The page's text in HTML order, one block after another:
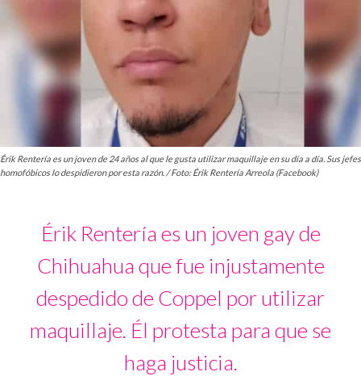
Érik Rentería es un joven de 24 años al que le gusta utilizar maquillaje en su día a día. Sus jefes
homofóbicos lo despidieron por esta razón. / Foto: Érik Rentería Arreola (Facebook)
Érik Rentería es un joven gay de
Chihuahua que fue injustamente
despedido de Coppel por utilizar
maquillaje. Él protesta para que se
haga justicia.